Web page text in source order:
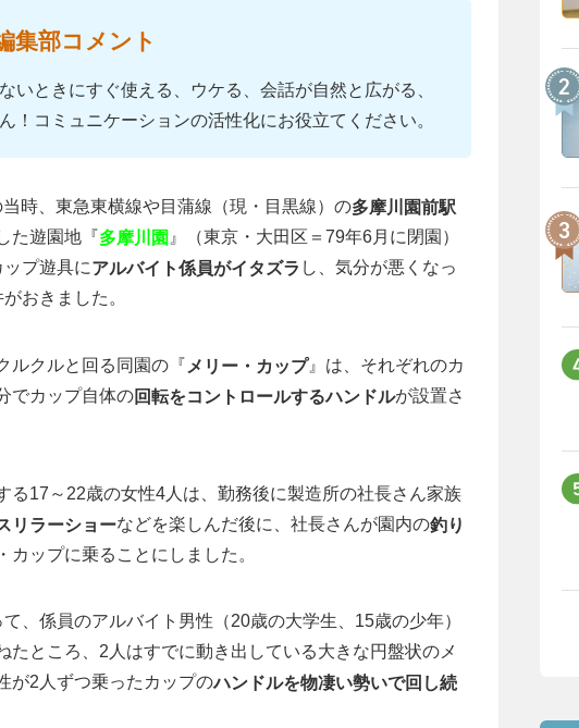
集部コメント
いときにすぐ使える、ウケる、会話が自然と広がる、
！コミュニケーションの活性化にお役立てください。
時、東急東横線や目蒲線（現・目黒線）の多摩川園前駅
た遊園地『多摩川園 』（東京・大田区＝79年6月に閉園）
プ遊具にアルバイト係員がイタズラ し、気分が悪くなっ
おきました。
ルクルと回る同園の『 メリー・カップ』は、それぞれのカ
でカップ自体の回転をコントロールするハンドルが設置さ
る17～22歳の女性4人は、勤務後に製造所の社長さん家族
リラーショーなどを楽しんだ後に、社長さんが園内の釣り
ップに乗ることにしました。
、係員のアルバイト男性（20歳の大学生、15歳の少年）
たところ、2人はすでに動き出している大きな円盤状のメ
が2人ずつ乗ったカップのハンドルを物凄い勢いで回し続